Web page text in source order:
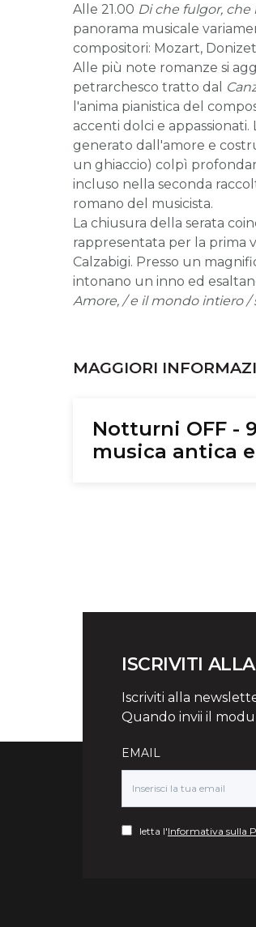
Alle 21.00 Di che fulgor, che
panorama musicale
compositori: Mozart,
Alle più note romanze si
petrarchesco tratto dal
l'anima pianistica del
accenti dolci e
generato dall'amore e
un ghiaccio) colpì
incluso nella seconda
romano del musicista.
La chiusura della serata
rappresentata per la prima
Calzabigi. Presso un
intonano un inno ed
Amore, / e il mondo intiero /
MAGGIORI
Notturni OFF -
musica antica
ISCRIVITI
Iscriviti alla
Quando invii il
EMAIL
letta l'Informativa sulla